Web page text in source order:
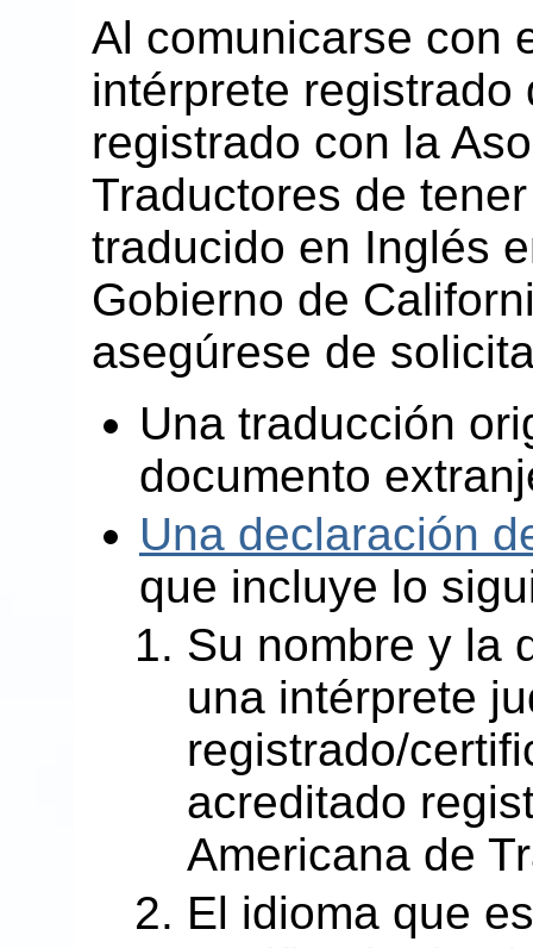
Al comunicarse con
intérprete
registrado con la
Traductores de
traducido en Inglés
Gobierno de
asegúrese de
Una traducción
documento
Una declaración
que incluye lo
Su nombre y la
una intérprete
registrado/
acreditado
Americana de
El idioma que